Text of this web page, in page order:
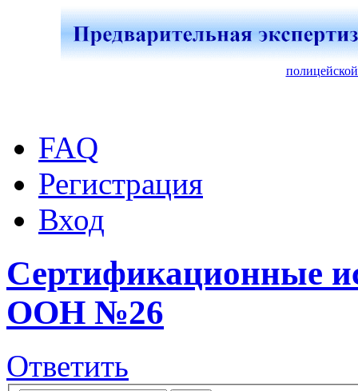
FAQ
Регистрация
Вход
Сертификационные
ООН №26
Ответить